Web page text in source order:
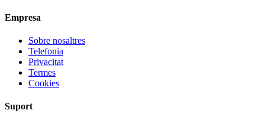
Empresa
Sobre nosaltres
Telefonia
Privacitat
Termes
Cookies
Suport